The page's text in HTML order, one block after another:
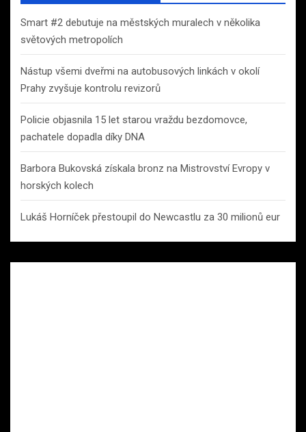
Smart #2 debutuje na městských muralech v několika
světových metropolích
Nástup všemi dveřmi na autobusových linkách v okolí
Prahy zvyšuje kontrolu revizorů
Policie objasnila 15 let starou vraždu bezdomovce,
pachatele dopadla díky DNA
Barbora Bukovská získala bronz na Mistrovství Evropy v
horských kolech
Lukáš Horníček přestoupil do Newcastlu za 30 milionů eur